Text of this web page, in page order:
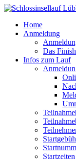
Home
Anmeldung
Das
Infos zum Lauf
Startzeiten